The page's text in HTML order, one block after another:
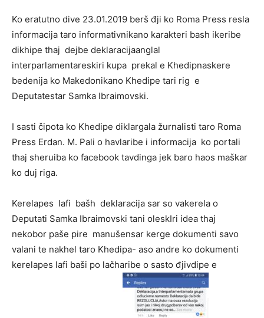
Ko eratutno dive 23.01.2019 berš đji ko Roma Press resla
informacija taro informativnikano karakteri bash ikeribe
dikhipe thaj dejbe deklaracijaanglal
interparlamentareskiri kupa prekal e Khedipnaskere
bedenija ko Makedonikano Khedipe tari rig e
Deputatestar Samka Ibraimovski.
I sasti čipota ko Khedipe diklargala žurnalisti taro Roma
Press Erdan. M. Pali o havlaribe i informacija ko portali
thaj sheruiba ko facebook tavdinga jek baro haos maškar
ko duj riga.
Kerelapes lafi bašh deklaracija sar so vakerela o
Deputati Samka Ibraimovski tani oleskIri idea thaj
nekobor paše pire manušensar kerge dokumenti savo
valani te nakhel taro Khedipa- aso andre ko dokumenti
kerelapes lafi baši po lačharibe o sasto đjivdipe e